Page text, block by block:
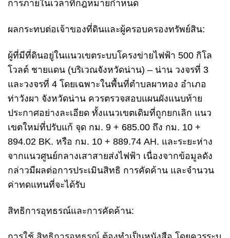
การภายในเวลาที่กฎหมายกำหนด
ผลกระทบต่อเจ้าของที่ดินและผู้ครอบครองทรัพย์สิน:
ผู้ที่มีที่ดินอยู่ในแนวเขตระบบโครงข่ายไฟฟ้า 500 กิโล
โวลต์ ชายแดน (บริเวณจังหวัดน่าน) – น่าน วงจรที่ 3
และวงจรที่ 4 โดยเฉพาะในพื้นที่ตำบลผาทอง อำเภอ
ท่าวังผา จังหวัดน่าน ควรตรวจสอบแผนผังแนบท้าย
ประกาศอย่างละเอียด ทั้งแนวเขตเดิมที่ถูกยกเลิก แนว
เขตใหม่ที่ปรับแก้ จุด กม. 9 + 685.00 ถึง กม. 10 +
894.02 BK. หรือ กม. 10 + 889.74 AH. และระยะห่าง
จากแนวศูนย์กลางเสาสายส่งไฟฟ้า เนื่องจากข้อมูลดัง
กล่าวมีผลต่อการประเมินสิทธิ การคัดค้าน และจำนวน
ค่าทดแทนที่จะได้รับ
สิทธิการอุทธรณ์และการคัดค้าน: